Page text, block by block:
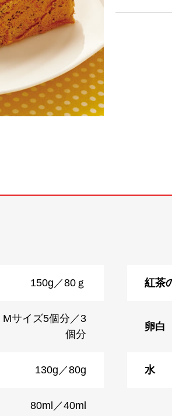
150g／80ｇ 紅茶
Mサイズ5個分／3
個分
卵白
130g／80g 水
80ml／40ml